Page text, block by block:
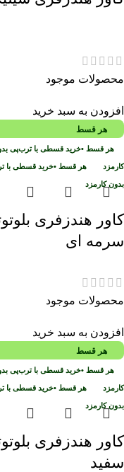
محصولات موجود
افزودن به سبد خرید
هر قسط
هر قسط •خرید قسطی با ترب‌پی
کارمزد هر قسط •خرید قسطی با
بدون کارمزد
سرمه ای
محصولات موجود
افزودن به سبد خرید
هر قسط
هر قسط •خرید قسطی با ترب‌پی
کارمزد هر قسط •خرید قسطی با
بدون کارمزد
سفید